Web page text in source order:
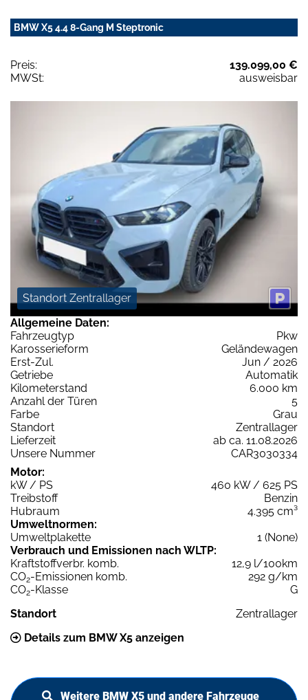
BMW X5 4.4 8-Gang M Steptronic
Preis:
139.099,00 €
MWSt:
ausweisbar
Standort Zentrallager
Allgemeine Daten:
Fahrzeugtyp
Pkw
Karosserieform
Geländewagen
Erst-Zul.
Jun / 2026
Getriebe
Automatik
Kilometerstand
6.000 km
Anzahl der Türen
5
Farbe
Grau
Standort
Zentrallager
Lieferzeit
ab ca. 11.08.2026
Unsere Nummer
CAR3030334
Motor:
kW / PS
460 kW / 625 PS
Treibstoff
Benzin
Hubraum
4.395 cm³
Umweltnormen:
Umweltplakette
1 (None)
Verbrauch und Emissionen nach WLTP:
Kraftstoffverbr. komb.
12,9 l/100km
CO2-Emissionen komb.
292 g/km
CO2-Klasse
G
Standort
Zentrallager
Details zum BMW X5 anzeigen
Weitere BMW X5 und andere Fahrzeuge